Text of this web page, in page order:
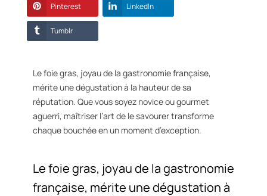
Pinterest LinkedIn
Tumblr
Le foie gras, joyau de la gastronomie française,
mérite une dégustation à la hauteur de sa
réputation. Que vous soyez novice ou gourmet
aguerri, maîtriser l’art de le savourer transforme
chaque bouchée en un moment d’exception.
Le foie gras, joyau de la gastronomie
française, mérite une dégustation à